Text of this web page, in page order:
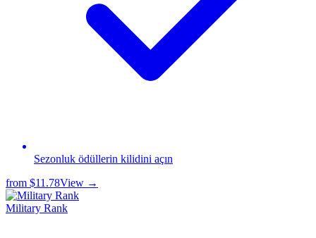
Sezonluk ödüllerin kilidini açın
from $11.78View →
Military Rank